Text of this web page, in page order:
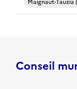
Maignaut-Tauzia
Conseil